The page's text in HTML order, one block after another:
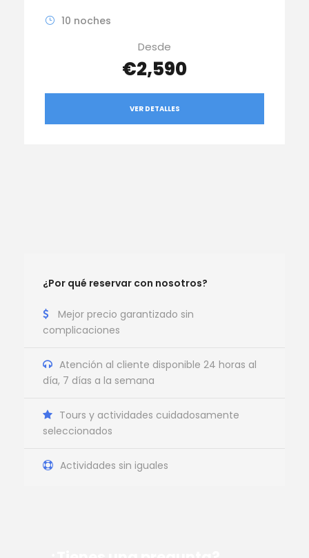
10 noches
Desde
€2,590
VER DETALLES
¿Por qué reservar con nosotros?
Mejor precio garantizado sin
complicaciones
Atención al cliente disponible 24 horas al
día, 7 días a la semana
Tours y actividades cuidadosamente
seleccionados
Actividades sin iguales